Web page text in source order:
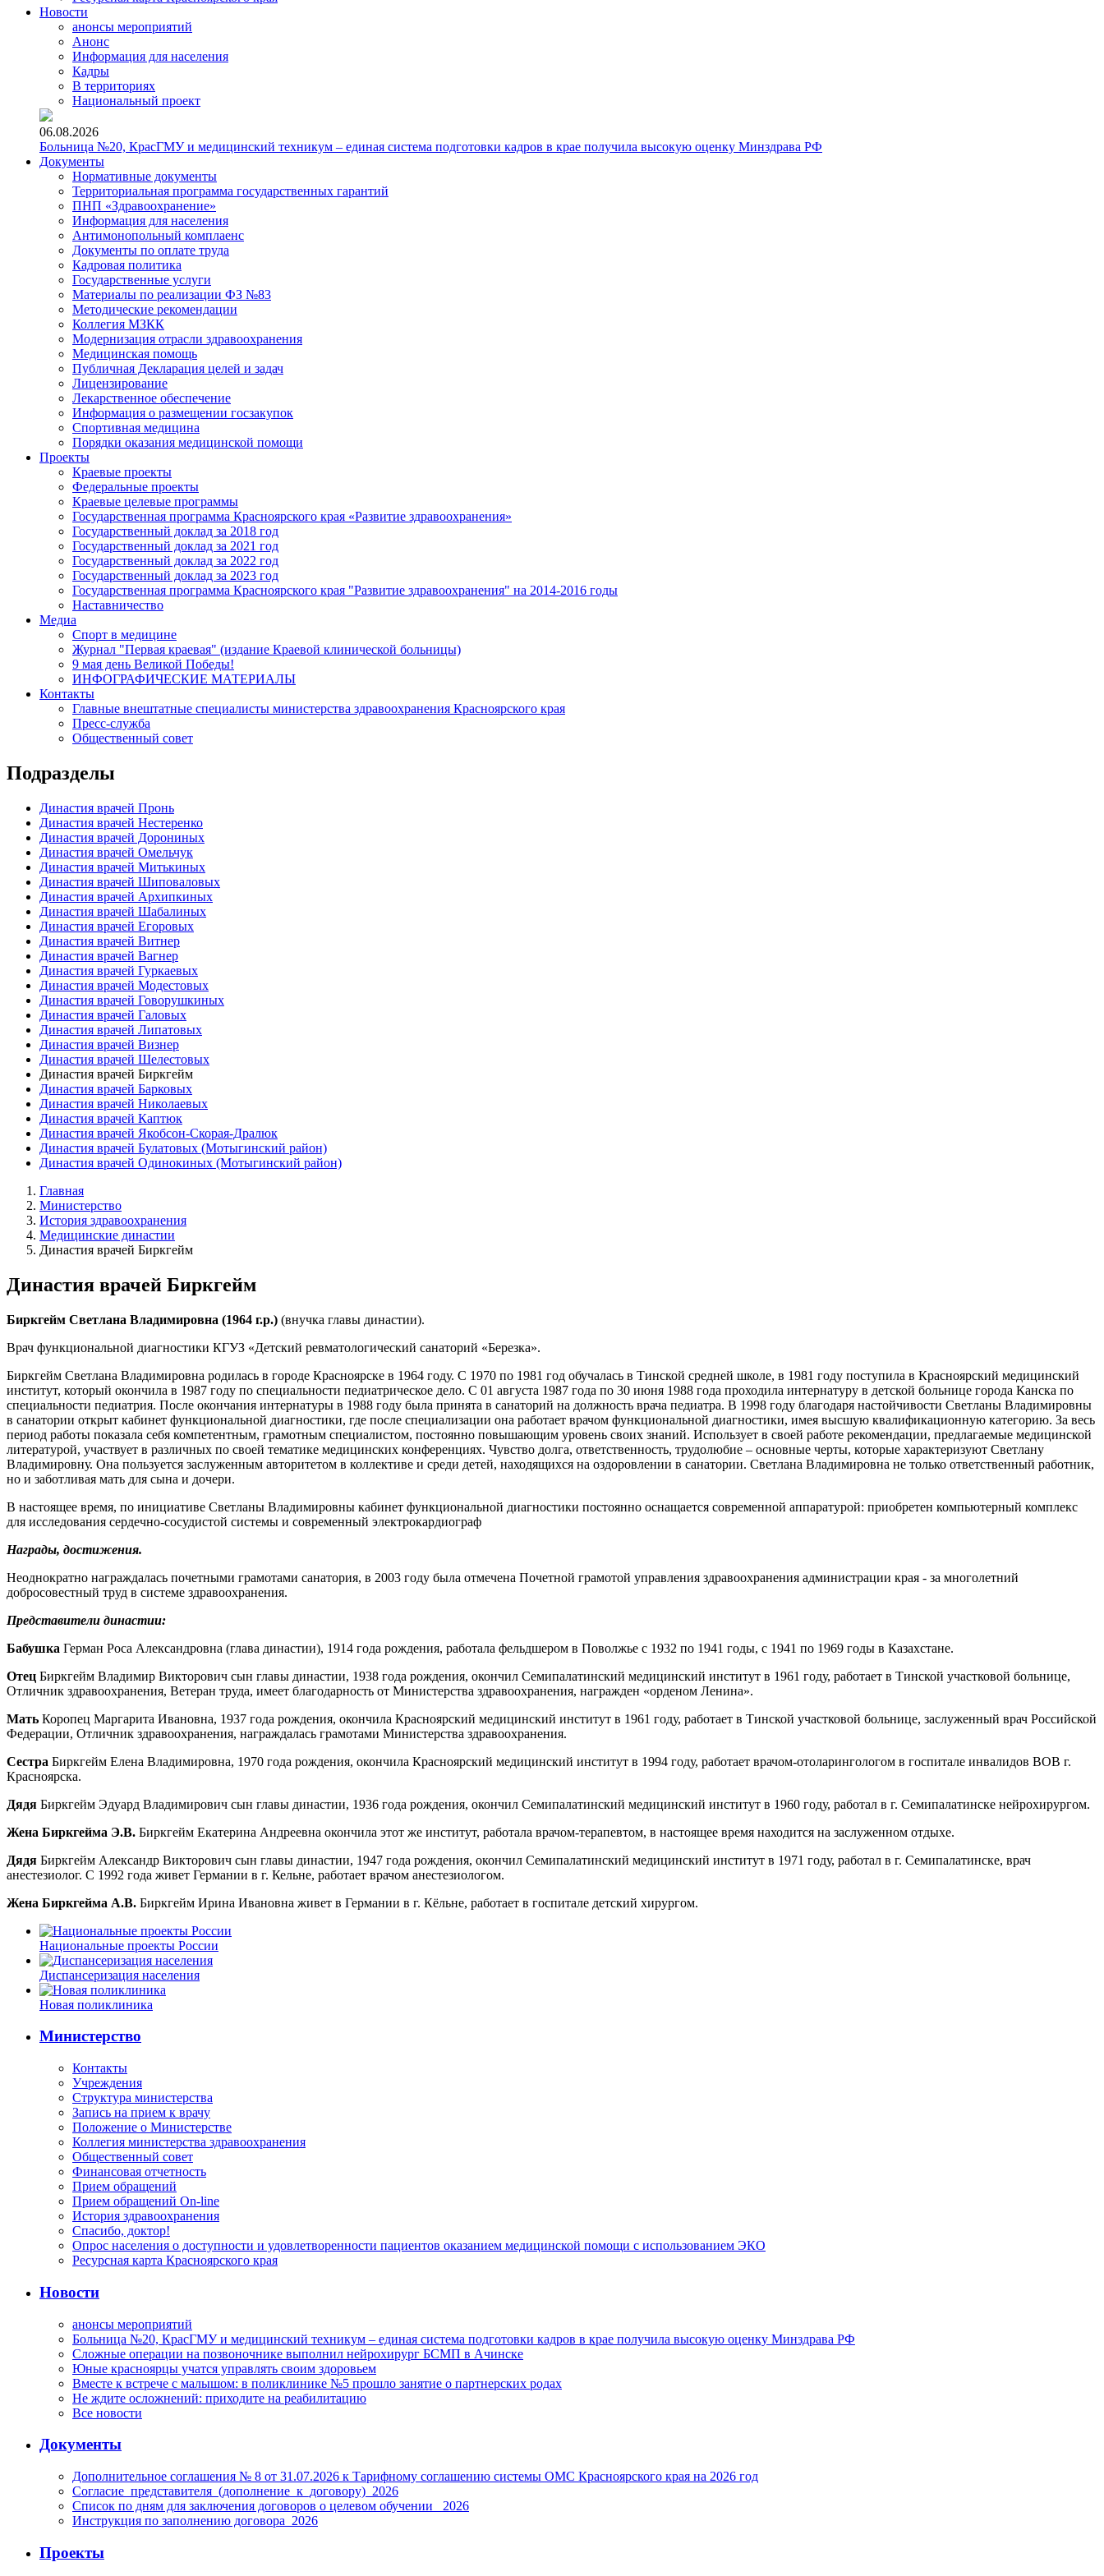
Новости
анонсы мероприятий
Анонс
Информация для населения
Кадры
В территориях
Национальный проект
06.08.2026
Больница №20, КрасГМУ и медицинский техникум – единая система подготовки кадров в крае получила высокую оценку Минздрава РФ
Документы
Нормативные документы
Территориальная программа государственных гарантий
ПНП «Здравоохранение»
Информация для населения
Антимонопольный комплаенс
Документы по оплате труда
Кадровая политика
Государственные услуги
Материалы по реализации ФЗ №83
Методические рекомендации
Коллегия МЗКК
Модернизация отрасли здравоохранения
Медицинская помощь
Публичная Декларация целей и задач
Лицензирование
Лекарственное обеспечение
Информация о размещении госзакупок
Спортивная медицина
Порядки оказания медицинской помощи
Проекты
Краевые проекты
Федеральные проекты
Краевые целевые программы
Государственная программа Красноярского края «Развитие здравоохранения»
Государственный доклад за 2018 год
Государственный доклад за 2021 год
Государственный доклад за 2022 год
Государственный доклад за 2023 год
Государственная программа Красноярского края "Развитие здравоохранения" на 2014-2016 годы
Наставничество
Медиа
Спорт в медицине
Журнал "Первая краевая" (издание Краевой клинической больницы)
9 мая день Великой Победы!
ИНФОГРАФИЧЕСКИЕ МАТЕРИАЛЫ
Контакты
Главные внештатные специалисты министерства здравоохранения Красноярского края
Пресс-служба
Общественный совет
Подразделы
Династия врачей Пронь
Династия врачей Нестеренко
Династия врачей Дорониных
Династия врачей Омельчук
Династия врачей Митькиных
Династия врачей Шиповаловых
Династия врачей Архипкиных
Династия врачей Шабалиных
Династия врачей Егоровых
Династия врачей Витнер
Династия врачей Вагнер
Династия врачей Гуркаевых
Династия врачей Модестовых
Династия врачей Говорушкиных
Династия врачей Галовых
Династия врачей Липатовых
Династия врачей Визнер
Династия врачей Шелестовых
Династия врачей Биркгейм
Династия врачей Барковых
Династия врачей Николаевых
Династия врачей Каптюк
Династия врачей Якобсон-Скорая-Дралюк
Династия врачей Булатовых (Мотыгинский район)
Династия врачей Одинокиных (Мотыгинский район)
Главная
Министерство
История здравоохранения
Медицинские династии
Династия врачей Биркгейм
Династия врачей Биркгейм
Биркгейм Светлана Владимировна (1964 г.р.) (внучка главы династии).
Врач функциональной диагностики КГУЗ «Детский ревматологический санаторий «Березка».
Биркгейм Светлана Владимировна родилась в городе Красноярске в 1964 году. С 1970 по 1981 год обучалась в Тинской средней школе, в 1981 году поступила в Красноярский медицинский
институт, который окончила в 1987 году по специальности педиатрическое дело. С 01 августа 1987 года по 30 июня 1988 года проходила интернатуру в детской больнице города Канска по
специальности педиатрия. После окончания интернатуры в 1988 году была принята в санаторий на должность врача педиатра. В 1998 году благодаря настойчивости Светланы Владимировны
в санатории открыт кабинет функциональной диагностики, где после специализации она работает врачом функциональной диагностики, имея высшую квалификационную категорию. За весь
период работы показала себя компетентным, грамотным специалистом, постоянно повышающим уровень своих знаний. Использует в своей работе рекомендации, предлагаемые медицинской
литературой, участвует в различных по своей тематике медицинских конференциях. Чувство долга, ответственность, трудолюбие – основные черты, которые характеризуют Светлану
Владимировну. Она пользуется заслуженным авторитетом в коллективе и среди детей, находящихся на оздоровлении в санатории. Светлана Владимировна не только ответственный работник,
но и заботливая мать для сына и дочери.
В настоящее время, по инициативе Светланы Владимировны кабинет функциональной диагностики постоянно оснащается современной аппаратурой: приобретен компьютерный комплекс
для исследования сердечно-сосудистой системы и современный электрокардиограф
Награды, достижения.
Неоднократно награждалась почетными грамотами санатория, в 2003 году была отмечена Почетной грамотой управления здравоохранения администрации края - за многолетний
добросовестный труд в системе здравоохранения.
Представители династии:
Бабушка Герман Роса Александровна (глава династии), 1914 года рождения, работала фельдшером в Поволжье с 1932 по 1941 годы, с 1941 по 1969 годы в Казахстане.
Отец Биркгейм Владимир Викторович сын главы династии, 1938 года рождения, окончил Семипалатинский медицинский институт в 1961 году, работает в Тинской участковой больнице,
Отличник здравоохранения, Ветеран труда, имеет благодарность от Министерства здравоохранения, награжден «орденом Ленина».
Мать Коропец Маргарита Ивановна, 1937 года рождения, окончила Красноярский медицинский институт в 1961 году, работает в Тинской участковой больнице, заслуженный врач Российской
Федерации, Отличник здравоохранения, награждалась грамотами Министерства здравоохранения.
Сестра Биркгейм Елена Владимировна, 1970 года рождения, окончила Красноярский медицинский институт в 1994 году, работает врачом-отоларингологом в госпитале инвалидов ВОВ г.
Красноярска.
Дядя Биркгейм Эдуард Владимирович сын главы династии, 1936 года рождения, окончил Семипалатинский медицинский институт в 1960 году, работал в г. Семипалатинске нейрохирургом.
Жена Биркгейма Э.В. Биркгейм Екатерина Андреевна окончила этот же институт, работала врачом-терапевтом, в настоящее время находится на заслуженном отдыхе.
Дядя Биркгейм Александр Викторович сын главы династии, 1947 года рождения, окончил Семипалатинский медицинский институт в 1971 году, работал в г. Семипалатинске, врач
анестезиолог. С 1992 года живет Германии в г. Кельне, работает врачом анестезиологом.
Жена Биркгейма А.В. Биркгейм Ирина Ивановна живет в Германии в г. Кёльне, работает в госпитале детский хирургом.
Национальные проекты России
Диспансеризация населения
Новая поликлиника
Министерство
Контакты
Учреждения
Структура министерства
Запись на прием к врачу
Положение о Министерстве
Коллегия министерства здравоохранения
Общественный совет
Финансовая отчетность
Прием обращений
Прием обращений On-line
История здравоохранения
Спасибо, доктор!
Опрос населения о доступности и удовлетворенности пациентов оказанием медицинской помощи с использованием ЭКО
Ресурсная карта Красноярского края
Новости
анонсы мероприятий
Больница №20, КрасГМУ и медицинский техникум – единая система подготовки кадров в крае получила высокую оценку Минздрава РФ
Сложные операции на позвоночнике выполнил нейрохирург БСМП в Ачинске
Юные красноярцы учатся управлять своим здоровьем
Вместе к встрече с малышом: в поликлинике №5 прошло занятие о партнерских родах
Не ждите осложнений: приходите на реабилитацию
Все новости
Документы
Дополнительное соглашения № 8 от 31.07.2026 к Тарифному соглашению системы ОМС Красноярского края на 2026 год
Согласие_представителя_(дополнение_к_договору)_2026
Список по дням для заключения договоров о целевом обучении_ 2026
Инструкция по заполнению договора_2026
Проекты